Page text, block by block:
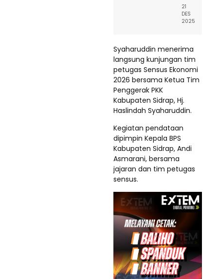
21
DES
2025
Syaharuddin menerima
langsung kunjungan tim
petugas Sensus Ekonomi
2026 bersama Ketua Tim
Penggerak PKK
Kabupaten Sidrap, Hj.
Haslindah Syaharuddin.
Kegiatan pendataan
dipimpin Kepala BPS
Kabupaten Sidrap, Andi
Asmarani, bersama
jajaran dan tim petugas
sensus.